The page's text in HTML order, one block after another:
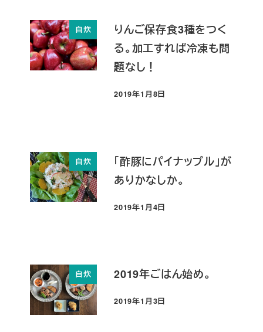
自炊
りんご保存食3種をつく
る。加工すれば冷凍も問
題なし！
投稿日
2019年1月8日
自炊
「酢豚にパイナップル」が
ありかなしか。
投稿日
2019年1月4日
自炊 2019年ごはん始め。
投稿日
2019年1月3日